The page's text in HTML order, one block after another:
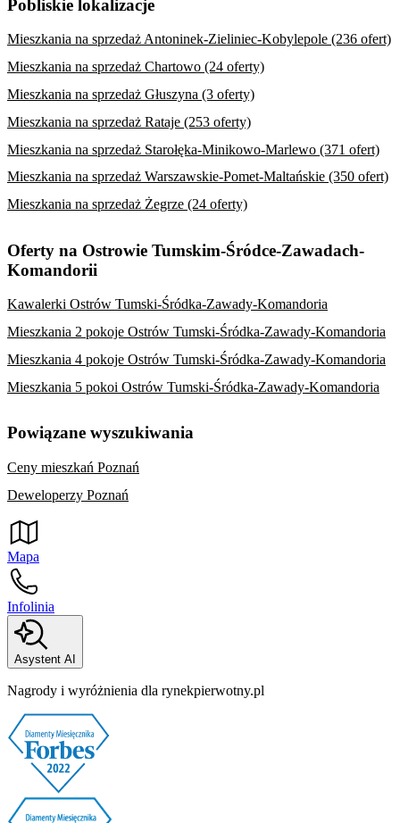
Pobliskie lokalizacje
Mieszkania na sprzedaż Antoninek-Zieliniec-Kobylepole (236 ofert)
Mieszkania na sprzedaż Chartowo (24 oferty)
Mieszkania na sprzedaż Głuszyna (3 oferty)
Mieszkania na sprzedaż Rataje (253 oferty)
Mieszkania na sprzedaż Starołęka-Minikowo-Marlewo (371 ofert)
Mieszkania na sprzedaż Warszawskie-Pomet-Maltańskie (350 ofert)
Mieszkania na sprzedaż Żegrze (24 oferty)
Oferty na Ostrowie Tumskim-Śródce-Zawadach-
Komandorii
Kawalerki Ostrów Tumski-Śródka-Zawady-Komandoria
Mieszkania 2 pokoje Ostrów Tumski-Śródka-Zawady-Komandoria
Mieszkania 4 pokoje Ostrów Tumski-Śródka-Zawady-Komandoria
Mieszkania 5 pokoi Ostrów Tumski-Śródka-Zawady-Komandoria
Powiązane wyszukiwania
Ceny mieszkań Poznań
Deweloperzy Poznań
Mapa
Infolinia
Asystent AI
Nagrody i wyróżnienia dla rynekpierwotny.pl